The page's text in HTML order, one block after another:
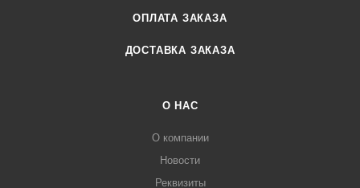
ОПЛАТА ЗАКАЗА
ДОСТАВКА ЗАКАЗА
О НАС
О компании
Новости
Реквизиты